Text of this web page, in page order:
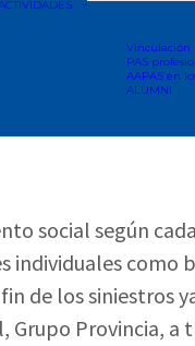
Vinculación
PAS
AAPAS en
ALUMNI
social según
como
de los siniestros
Provincia, a